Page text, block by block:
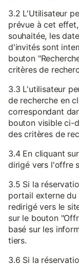
3.2 L'Utilisateur
prévue à cet
souhaitée, les
d'invités sont
bouton
critères de
3.3 L'utilisateur
de recherche en
correspondant
bouton visible ci-
des critères de
3.4 En cliquant
dirigé vers l'offre
3.5 Si la
portail externe
redirigé vers le
sur le bouton
basé sur les
tiers.
3.6 Si la